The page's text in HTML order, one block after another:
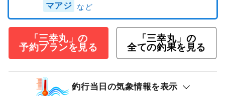
マアジ
「三幸丸」の
予約プランを見る
「三幸丸」の
全ての釣果を見る
釣行当日の気象情報を表示